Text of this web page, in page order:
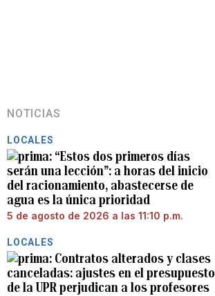
NOTICIAS
LOCALES
“Estos dos primeros días
serán una lección”: a horas del inicio
del racionamiento, abastecerse de
agua es la única prioridad
5 de agosto de 2026 a las 11:10 p.m.
LOCALES
Contratos alterados y clases
canceladas: ajustes en el presupuesto
de la UPR perjudican a los profesores